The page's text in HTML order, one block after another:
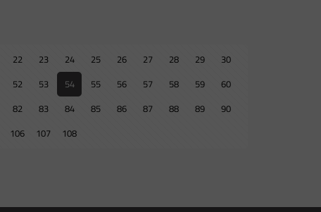
22 23 24 25 26 27 28 29
30
52 53 54 55 56 57 58 59
60
82 83 84 85 86 87 88 89
90
106 107 108